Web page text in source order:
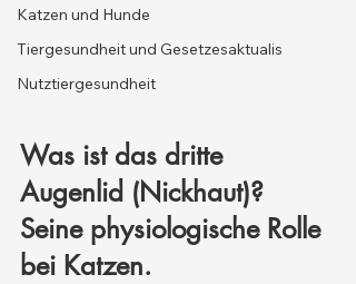
Katzen und Hunde
Tiergesundheit und Gesetzesaktualis
Nutztiergesundheit
Was ist das dritte
Augenlid (Nickhaut)?
Seine physiologische Rolle
bei Katzen.